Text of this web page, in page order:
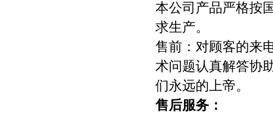
本公司产品严格按
求生产。
售前：对顾客的来
术问题认真解答协
们永远的上帝。
售后服务：